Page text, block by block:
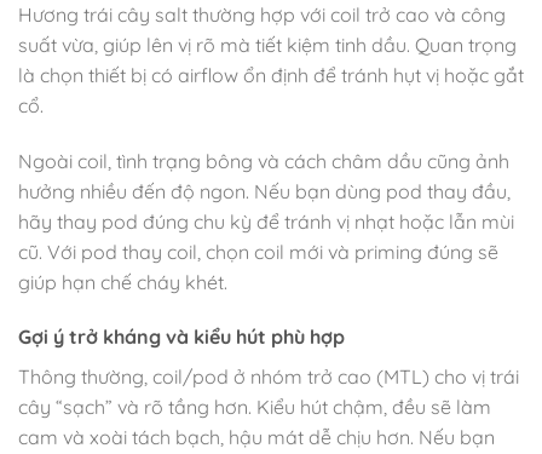
Hương trái cây salt thường hợp với coil trở cao và công
suất vừa, giúp lên vị rõ mà tiết kiệm tinh dầu. Quan trọng
là chọn thiết bị có airflow ổn định để tránh hụt vị hoặc gắt
cổ.
Ngoài coil, tình trạng bông và cách châm dầu cũng ảnh
hưởng nhiều đến độ ngon. Nếu bạn dùng pod thay đầu,
hãy thay pod đúng chu kỳ để tránh vị nhạt hoặc lẫn mùi
cũ. Với pod thay coil, chọn coil mới và priming đúng sẽ
giúp hạn chế cháy khét.
Gợi ý trở kháng và kiểu hút phù hợp
Thông thường, coil/pod ở nhóm trở cao (MTL) cho vị trái
cây “sạch” và rõ tầng hơn. Kiểu hút chậm, đều sẽ làm
cam và xoài tách bạch, hậu mát dễ chịu hơn. Nếu bạn